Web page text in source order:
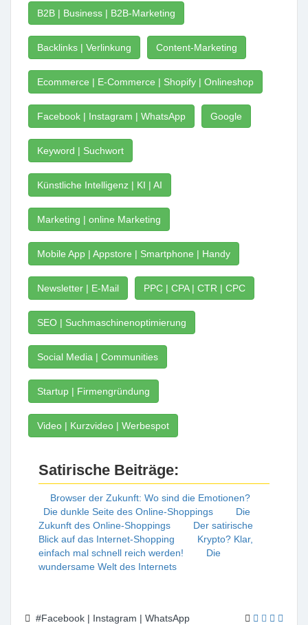
B2B | Business | B2B-Marketing
Backlinks | Verlinkung Content-Marketing
Ecommerce | E-Commerce | Shopify | Onlineshop
Facebook | Instagram | WhatsApp Google
Keyword | Suchwort
Künstliche Intelligenz | KI | AI
Marketing | online Marketing
Mobile App | Appstore | Smartphone | Handy
Newsletter | E-Mail PPC | CPA | CTR | CPC
SEO | Suchmaschinenoptimierung
Social Media | Communities
Startup | Firmengründung
Video | Kurzvideo | Werbespot
Satirische Beiträge:
Browser der Zukunft: Wo sind die Emotionen?
Die dunkle Seite des Online-Shoppings
Die
Zukunft des Online-Shoppings
Der satirische
Blick auf das Internet-Shopping
Krypto? Klar,
einfach mal schnell reich werden!
Die
wundersame Welt des Internets
#Facebook | Instagram | WhatsApp